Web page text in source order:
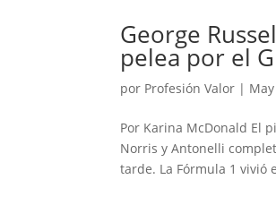
George
pelea por el
por Profesión Valor |
Por Karina McDonald El
Norris y Antonelli
tarde. La Fórmula 1 vivió